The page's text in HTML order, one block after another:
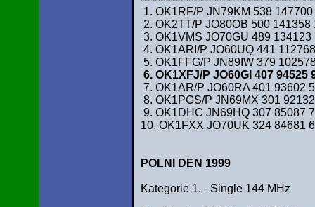
1. OK1RF/P JN79KM 538
2. OK2TT/P JO80OB 500
3. OK1VMS JO70GU 489
4. OK1ARI/P JO60UQ 441
5. OK1FFG/P JN89IW 379
6. OK1XFJ/P JO60GI 407 94525
7. OK1AR/P JO60RA 401 93602
8. OK1PGS/P JN69MX 301
9. OK1DHC JN69HQ 307 85087
10. OK1FXX JO70UK 324 84681
POLNI DEN 1999
Kategorie 1. - Single 144 MHz